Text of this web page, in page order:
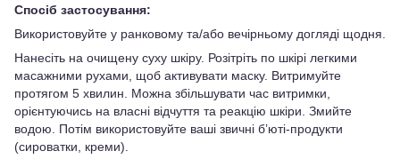
Спосіб застосування:
Використовуйте у ранковому та/або вечірньому догляді щодня.
Нанесіть на очищену суху шкіру. Розітріть по шкірі легкими
масажними рухами, щоб активувати маску. Витримуйте
протягом 5 хвилин. Можна збільшувати час витримки,
орієнтуючись на власні відчуття та реакцію шкіри. Змийте
водою. Потім використовуйте ваші звичні б’юті-продукти
(сироватки, креми).